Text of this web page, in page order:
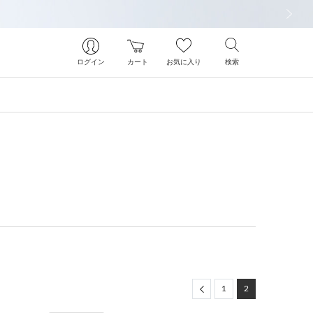
ログイン カート お気に入り 検索
Previous
1 2